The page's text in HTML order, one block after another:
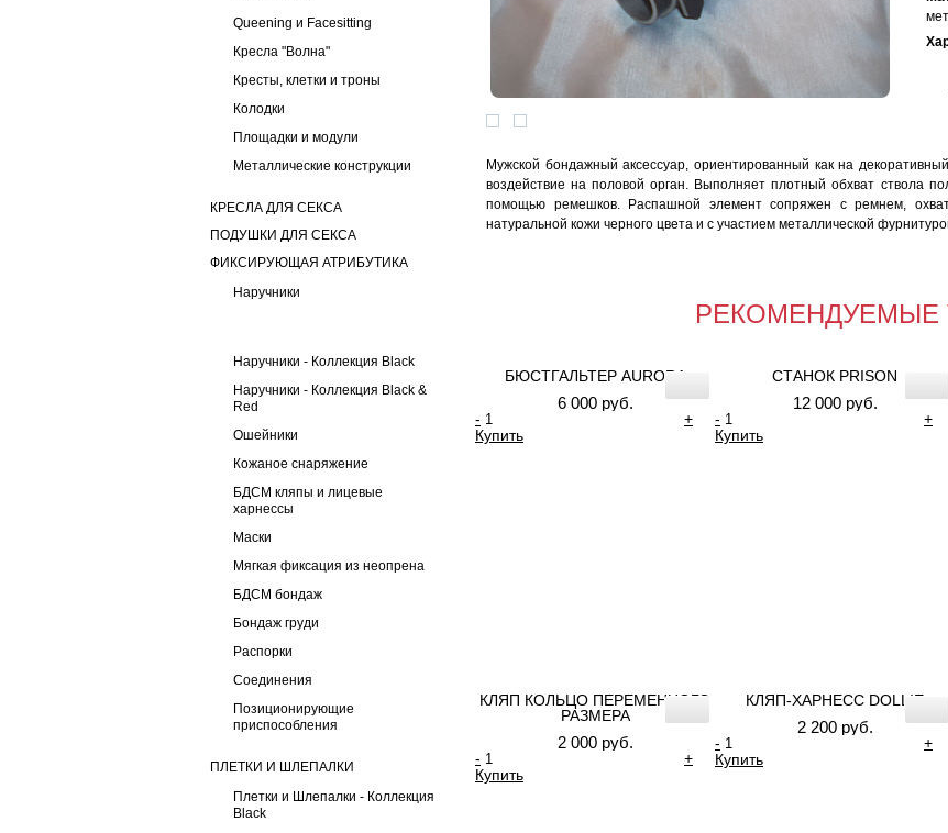
Queening и Facesitting
Кресла "Волна"
Кресты, клетки и троны
Колодки
Площадки и модули
Металлические конструкции
КРЕСЛА ДЛЯ СЕКСА
ПОДУШКИ ДЛЯ СЕКСА
ФИКСИРУЮЩАЯ АТРИБУТИКА
Наручники
Наручники - Коллекция Black
Наручники - Коллекция Black &
Red
Ошейники
Кожаное снаряжение
БДСМ кляпы и лицевые
харнессы
Маски
Мягкая фиксация из неопрена
БДСМ бондаж
Бондаж груди
Распорки
Соединения
Позиционирующие
приспособления
ПЛЕТКИ И ШЛЕПАЛКИ
Плетки и Шлепалки - Коллекция
Black
Мужской бондажный аксессуар, ориентированный как на
воздействие на половой орган. Выполняет плотный обхват ствола
помощью ремешков. Распашной элемент сопряжен с ремнем,
натуральной кожи черного цвета и с участием металлической
РЕКОМЕНДУЕМЫЕ
БЮСТГАЛЬТЕР AURORA
6 000 руб.
-
+
Купить
СТАНОК PRISON
12 000 руб.
-
+
Купить
КЛЯП КОЛЬЦО ПЕРЕМЕННОГО
РАЗМЕРА
2 000 руб.
-
+
Купить
КЛЯП-ХАРНЕСС DOLLIE
2 200 руб.
-
+
Купить